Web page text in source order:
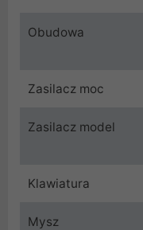
Obudowa
Zasilacz moc
Zasilacz model
Klawiatura
Mysz